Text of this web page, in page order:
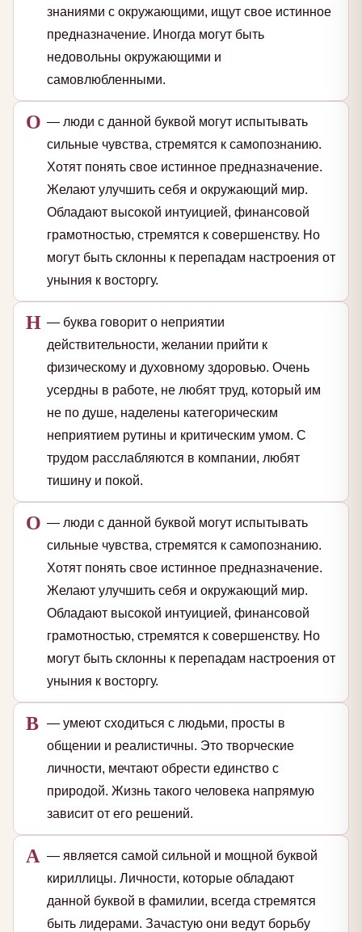
знаниями с окружающими, ищут свое истинное
предназначение. Иногда могут быть
недовольны окружающими и
самовлюбленными.
О — люди с данной буквой могут испытывать
сильные чувства, стремятся к самопознанию.
Хотят понять свое истинное предназначение.
Желают улучшить себя и окружающий мир.
Обладают высокой интуицией, финансовой
грамотностью, стремятся к совершенству. Но
могут быть склонны к перепадам настроения от
уныния к восторгу.
Н — буква говорит о неприятии
действительности, желании прийти к
физическому и духовному здоровью. Очень
усердны в работе, не любят труд, который им
не по душе, наделены категорическим
неприятием рутины и критическим умом. С
трудом расслабляются в компании, любят
тишину и покой.
О — люди с данной буквой могут испытывать
сильные чувства, стремятся к самопознанию.
Хотят понять свое истинное предназначение.
Желают улучшить себя и окружающий мир.
Обладают высокой интуицией, финансовой
грамотностью, стремятся к совершенству. Но
могут быть склонны к перепадам настроения от
уныния к восторгу.
В — умеют сходиться с людьми, просты в
общении и реалистичны. Это творческие
личности, мечтают обрести единство с
природой. Жизнь такого человека напрямую
зависит от его решений.
А — является самой сильной и мощной буквой
кириллицы. Личности, которые обладают
данной буквой в фамилии, всегда стремятся
быть лидерами. Зачастую они ведут борьбу